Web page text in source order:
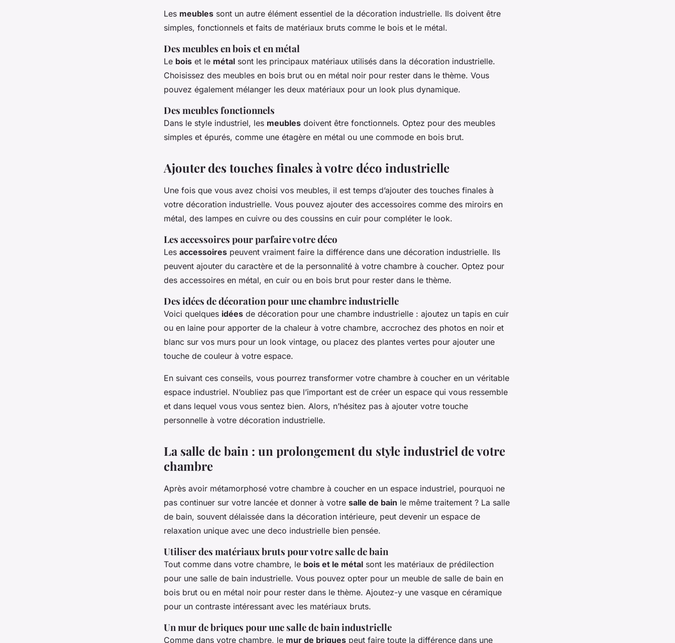
Les meubles sont un autre élément essentiel de la décoration industrielle. Ils doivent être
simples, fonctionnels et faits de matériaux bruts comme le bois et le métal.
Des meubles en bois et en métal
Le bois et le métal sont les principaux matériaux utilisés dans la décoration industrielle.
Choisissez des meubles en bois brut ou en métal noir pour rester dans le thème. Vous
pouvez également mélanger les deux matériaux pour un look plus dynamique.
Des meubles fonctionnels
Dans le style industriel, les meubles doivent être fonctionnels. Optez pour des meubles
simples et épurés, comme une étagère en métal ou une commode en bois brut.
Ajouter des touches finales à votre déco industrielle
Une fois que vous avez choisi vos meubles, il est temps d’ajouter des touches finales à
votre décoration industrielle. Vous pouvez ajouter des accessoires comme des miroirs en
métal, des lampes en cuivre ou des coussins en cuir pour compléter le look.
Les accessoires pour parfaire votre déco
Les accessoires peuvent vraiment faire la différence dans une décoration industrielle. Ils
peuvent ajouter du caractère et de la personnalité à votre chambre à coucher. Optez pour
des accessoires en métal, en cuir ou en bois brut pour rester dans le thème.
Des idées de décoration pour une chambre industrielle
Voici quelques idées de décoration pour une chambre industrielle : ajoutez un tapis en cuir
ou en laine pour apporter de la chaleur à votre chambre, accrochez des photos en noir et
blanc sur vos murs pour un look vintage, ou placez des plantes vertes pour ajouter une
touche de couleur à votre espace.
En suivant ces conseils, vous pourrez transformer votre chambre à coucher en un véritable
espace industriel. N’oubliez pas que l’important est de créer un espace qui vous ressemble
et dans lequel vous vous sentez bien. Alors, n’hésitez pas à ajouter votre touche
personnelle à votre décoration industrielle.
La salle de bain : un prolongement du style industriel de votre
chambre
Après avoir métamorphosé votre chambre à coucher en un espace industriel, pourquoi ne
pas continuer sur votre lancée et donner à votre salle de bain le même traitement ? La salle
de bain, souvent délaissée dans la décoration intérieure, peut devenir un espace de
relaxation unique avec une deco industrielle bien pensée.
Utiliser des matériaux bruts pour votre salle de bain
Tout comme dans votre chambre, le bois et le métal sont les matériaux de prédilection
pour une salle de bain industrielle. Vous pouvez opter pour un meuble de salle de bain en
bois brut ou en métal noir pour rester dans le thème. Ajoutez-y une vasque en céramique
pour un contraste intéressant avec les matériaux bruts.
Un mur de briques pour une salle de bain industrielle
Comme dans votre chambre, le mur de briques peut faire toute la différence dans une